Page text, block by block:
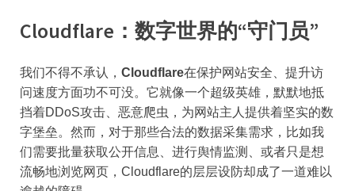
Cloudflare：数字世界的“守门员”
我们不得不承认， Cloudflare在保护网站安全、提升访
问速度方面功不可没。它就像一个超级英雄，默默地抵
挡着DDoS攻击、恶意爬虫，为网站主人提供着坚实的数
字堡垒。然而，对于那些合法的数据采集需求，比如我
们需要批量获取公开信息、进行舆情监测、或者只是想
流畅地浏览网页，Cloudflare的层层设防却成了一道难以